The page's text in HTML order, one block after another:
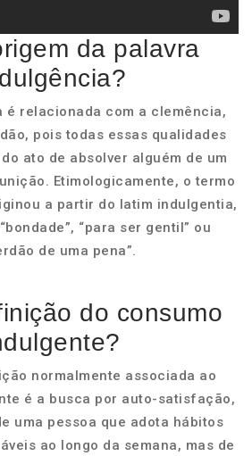
da palavra
é relacionada com a clemência,
pois todas essas qualidades
ato de absolver alguém de um
Etimologicamente, o termo
a partir do latim indulgentia,
“para ser gentil” ou
de uma pena”.
do consumo
normalmente associada ao
é a busca por auto-satisfação,
uma pessoa que adota hábitos
ao longo da semana, mas de